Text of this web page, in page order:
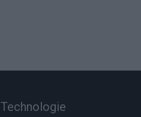
Technologie